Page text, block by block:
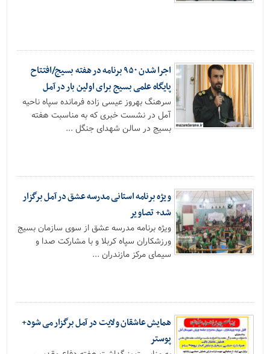
اجرا شدن ۹۵۰ برنامه در هفته بسیج/افتتاح
پایگاه علمی بسیج برای اولین بار در آمل
سرهنگ بهروز عیسی زاده فرمانده سپاه ناحیه
آمل در نشست خبری که به مناسبت هفته
بسیج در سالن شهدای جنگل ...
ویژه برنامه استانی مدرسه عشق در آمل برگزار
شد+ تصاویر
ویژه برنامه مدرسه عشق از سوی سازمان بسیج
ورزشکاران سپاه کربلا و با مشارکت صدا و
سیمای مرکز مازندران ...
همایش عاشقان ولایت در آمل برگزار می شود+
پوستر